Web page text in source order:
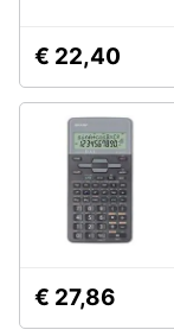
€ 22,40
€ 27,86